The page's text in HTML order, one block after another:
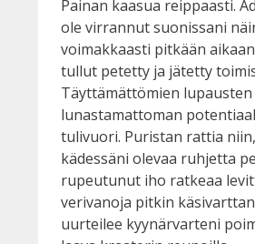
Painan kaasua reippaasti.
ole virrannut suonissani
voimakkaasti pitkään
tullut petetty ja jätetty
Täyttämättömien lupausten
lunastamattoman
tulivuori. Puristan rattia
kädessäni olevaa ruhjetta
rupeutunut iho ratkeaa
verivanoja pitkin
uurteilee kyynärvarteni